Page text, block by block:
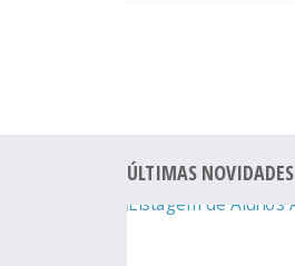
ÚLTIMAS NOVIDADES